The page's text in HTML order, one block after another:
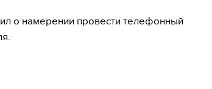
о намерении провести телефонный